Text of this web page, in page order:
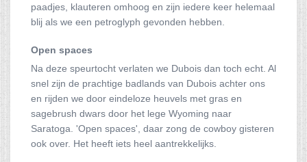
paadjes, klauteren omhoog en zijn iedere keer helemaal
blij als we een petroglyph gevonden hebben.
Open spaces
Na deze speurtocht verlaten we Dubois dan toch echt. Al
snel zijn de prachtige badlands van Dubois achter ons
en rijden we door eindeloze heuvels met gras en
sagebrush dwars door het lege Wyoming naar
Saratoga. 'Open spaces', daar zong de cowboy gisteren
ook over. Het heeft iets heel aantrekkelijks.